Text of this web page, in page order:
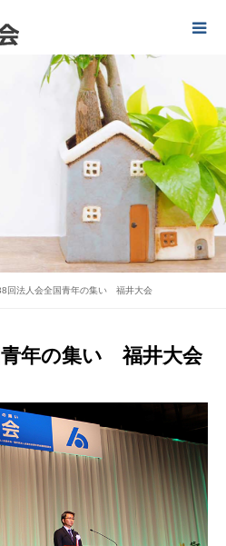
回法人会全国青年の集い 福井大会
年の集い 福井大会